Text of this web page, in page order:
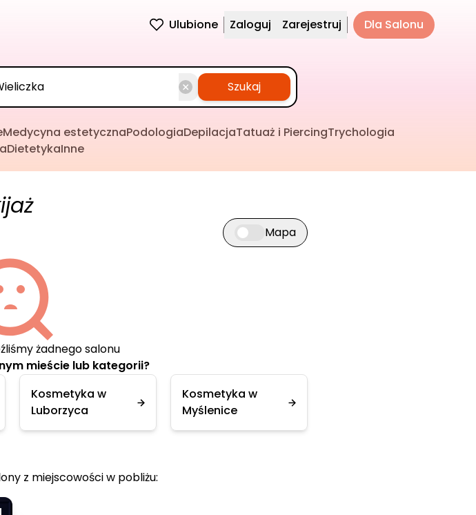
Ulubione Zaloguj Zarejestruj Dla Salonu
Szukaj
Medycyna estetycznaPodologiaDepilacjaTatuaż i PiercingTrychologia
DietetykaInne
Przełącz widok mapy
Mapa
żadnego salonu
mieście lub kategorii?
Kosmetyka w
Luborzyca
Kosmetyka w
Myślenice
z miejscowości w pobliżu: